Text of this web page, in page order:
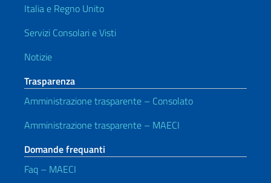
Italia e Regno Unito
Servizi Consolari e Visti
Notizie
Trasparenza
Amministrazione trasparente – Consolato
Amministrazione trasparente – MAECI
Domande frequanti
Faq – MAECI